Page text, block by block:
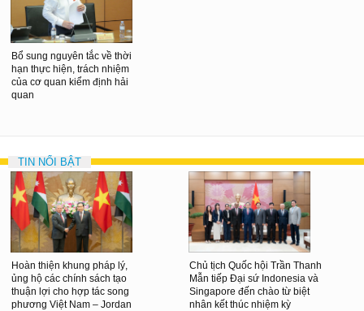
Bổ sung nguyên tắc về thời
hạn thực hiện, trách nhiệm
của cơ quan kiểm định hải
quan
TIN NỔI BẬT
Hoàn thiện khung pháp lý,
ủng hộ các chính sách tạo
thuận lợi cho hợp tác song
phương Việt Nam – Jordan
Chủ tịch Quốc hội Trần Thanh
Mẫn tiếp Đại sứ Indonesia và
Singapore đến chào từ biệt
nhân kết thúc nhiệm kỳ